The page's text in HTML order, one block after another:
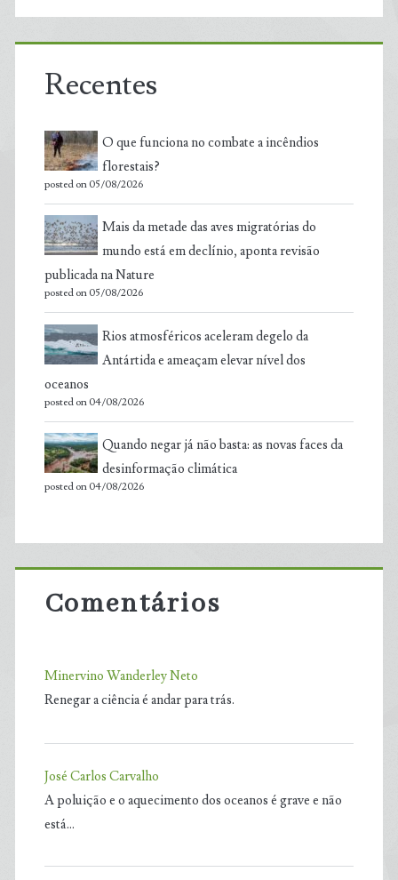
Recentes
O que funciona no combate a incêndios
florestais?
posted on 05/08/2026
Mais da metade das aves migratórias do
mundo está em declínio, aponta revisão
publicada na Nature
posted on 05/08/2026
Rios atmosféricos aceleram degelo da
Antártida e ameaçam elevar nível dos
oceanos
posted on 04/08/2026
Quando negar já não basta: as novas faces da
desinformação climática
posted on 04/08/2026
Comentários
Minervino Wanderley Neto
Renegar a ciência é andar para trás.
José Carlos Carvalho
A poluição e o aquecimento dos oceanos é grave e não
está…